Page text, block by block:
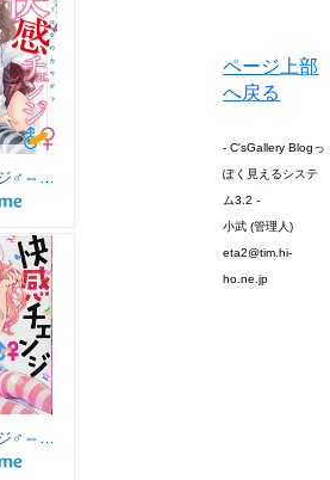
快感チェンジ♂⇔♀ (バンブーコミックス COLORFUL SELECT)
快感チェンジ♂⇔♀ エッチなキミは僕の中 (バンブーコミックス COLORFUL SELECT)
ページ上部
へ戻る
- C'sGallery Blogっ
ぽく見えるシステ
ム3.2 -
小武 (管理人)
eta2@tim.hi-
ho.ne.jp